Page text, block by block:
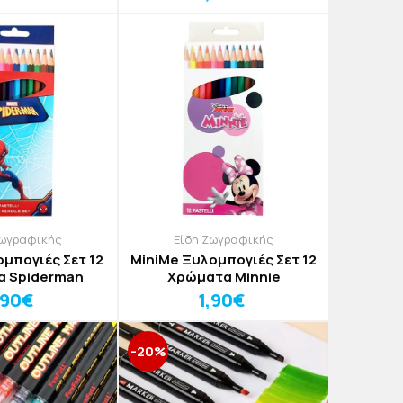
Σετ 12
Spiderman
Είδη Ζωγραφικής
MiniMe Ξυλομπογιές Σετ 12
Χρώματα Minnie
1,90€
-20%